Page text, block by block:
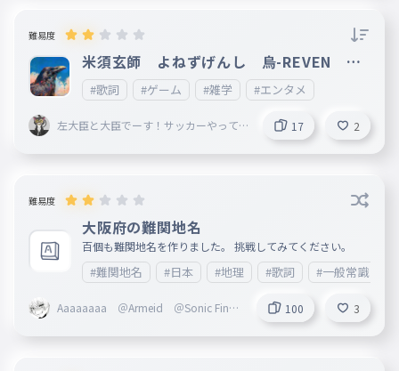
難易度
米須玄師 よねずげんし 烏-REVEN １
番だけ
#歌詞 #ゲーム #雑学 #エンタメ
左大臣と大臣でーす！サッカーやって
17 2
難易度
大阪府の難関地名
百個も難関地名を作りました。 挑戦してみてください。
#難関地名 #日本 #地理 #歌詞 #一般常識
Aaaaaaaa ＠Armeid ＠Sonic Finge
100 3